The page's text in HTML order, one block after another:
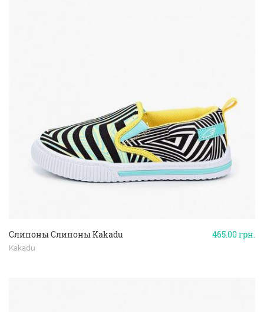
465.00грн.
Слипоны Слипоны Kakadu
Kakadu